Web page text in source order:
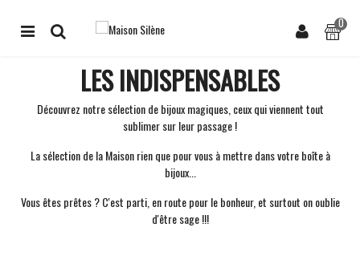
0
LES INDISPENSABLES
Découvrez notre sélection de bijoux magiques, ceux qui viennent tout
sublimer sur leur passage !
La sélection de la Maison rien que pour vous à mettre dans votre boîte à
bijoux...
Vous êtes prêtes ? C'est parti, en route pour le bonheur, et surtout on oublie
d'être sage !!!